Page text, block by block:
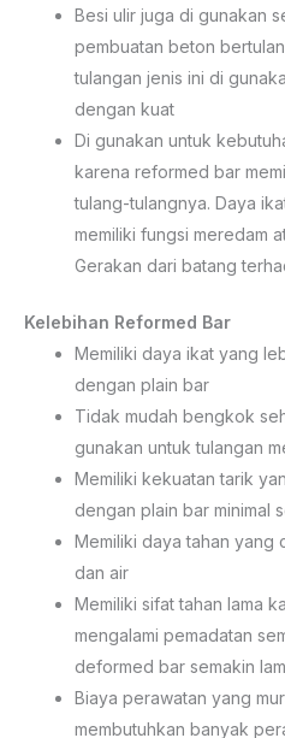
Besi ulir juga di gunakan
pembuatan beton
tulangan jenis ini di
dengan kuat
Di gunakan untuk
karena reformed bar
tulang-tulangnya. Daya
memiliki fungsi meredam
Gerakan dari batang
Kelebihan Reformed Bar
Memiliki daya ikat yang
dengan plain bar
Tidak mudah bengkok
gunakan untuk tulangan
Memiliki kekuatan tarik
dengan plain bar minimal
Memiliki daya tahan yang
dan air
Memiliki sifat tahan lama
mengalami pemadatan
deformed bar semakin
Biaya perawatan yang
membutuhkan banyak